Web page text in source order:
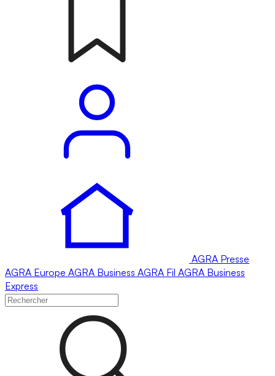
AGRA Presse
AGRA Europe AGRA Business AGRA Fil AGRA Business
Express